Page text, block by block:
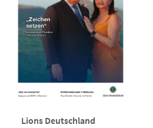
Lions Deutschland